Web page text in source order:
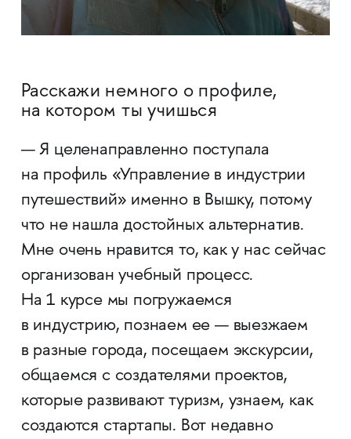
Расскажи немного о профиле,
на котором ты учишься
— Я целенаправленно поступала
на профиль «Управление в индустрии
путешествий» именно в Вышку, потому
что не нашла достойных альтернатив.
Мне очень нравится то, как у нас сейчас
организован учебный процесс.
На 1 курсе мы погружаемся
в индустрию, познаем ее — выезжаем
в разные города, посещаем экскурсии,
общаемся с создателями проектов,
которые развивают туризм, узнаем, как
создаются стартапы. Вот недавно